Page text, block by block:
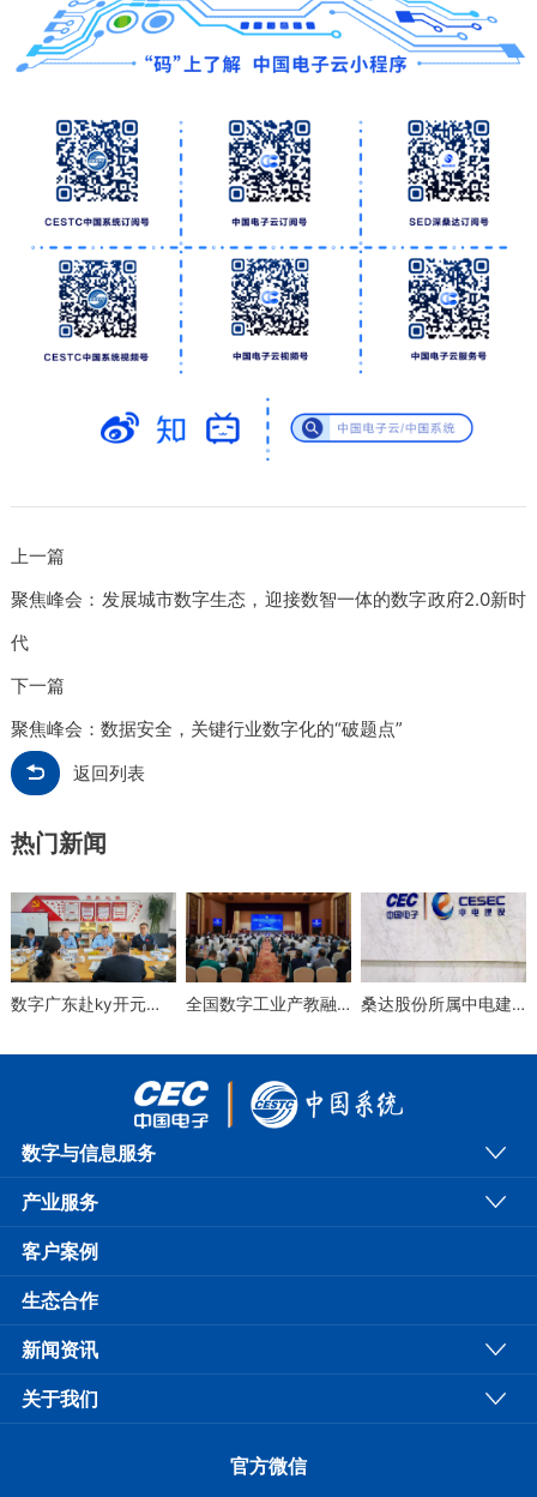
上一篇
聚焦峰会：发展城市数字生态，迎接数智一体的数字政府2.0新时
代
下一篇
聚焦峰会：数据安全，关键行业数字化的“破题点”
返回列表
热门新闻
数字广东赴ky开元系统进行保密检查 全国数字工业产教融合共同体成立大会在漳州顺利召开 桑达股份所属中电建设入选国家级第五批专精特新“小巨人”名单
数字与信息服务
产业服务
客户案例
生态合作
新闻资讯
关于我们
官方微信